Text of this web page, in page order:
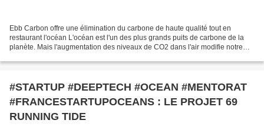
Ebb Carbon offre une élimination du carbone de haute qualité tout en
restaurant l'océan L'océan est l'un des plus grands puits de carbone de la
planète. Mais l'augmentation des niveaux de CO2 dans l'air modifie notre
#STARTUP #DEEPTECH #OCEAN #MENTORAT
#FRANCESTARTUPOCEANS : LE PROJET 69
RUNNING TIDE